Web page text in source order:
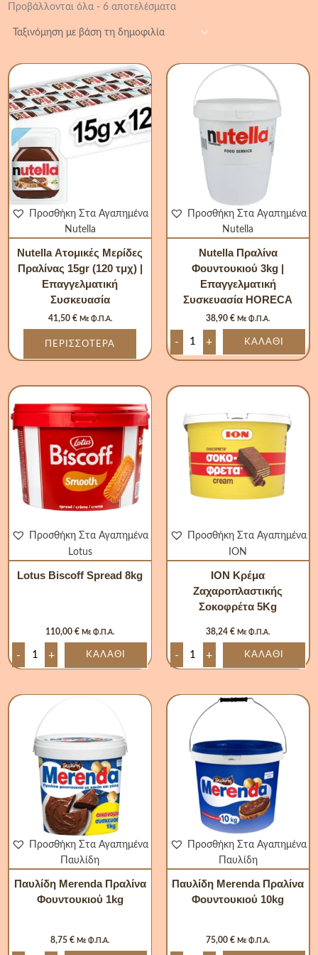
Προβάλλονται όλα - 6 αποτελέσματα
Προσθήκη Στα Αγαπημένα
Nutella
Nutella Ατομικές Μερίδες
Πραλίνας 15gr (120 τμχ) |
Επαγγελματική
Συσκευασία
41,50 € Με Φ.Π.Α.
ΠΕΡΙΣΣΌΤΕΡΑ
Προσθήκη Στα Αγαπημένα
Nutella
Nutella Πραλίνα
Φουντουκιού 3kg |
Επαγγελματική
Συσκευασία HORECA
38,90€ Με Φ.Π.Α.
-
Πραλίνα
Φουντουκιού
3kg
Επαγγελματική
Συσκευασία
HORECA
ποσότητα
+ ΚΑΛΆΘΙ
Προσθήκη Στα Αγαπημένα
Lotus
Lotus Biscoff Spread 8kg
110,00€ Με Φ.Π.Α.
-
Lotus
Spread
ποσότητα
+ ΚΑΛΆΘΙ
Προσθήκη Στα Αγαπημένα
ΙΟΝ
ΙΟΝ Κρέμα
Ζαχαροπλαστικής
Σοκοφρέτα 5Kg
38,24€ Με Φ.Π.Α.
-
ΙΟΝ
Σοκοφρέτα
5Kg
ποσότητα
+ ΚΑΛΆΘΙ
Προσθήκη Στα Αγαπημένα
Παυλίδη
Παυλίδη Merenda Πραλίνα
Φουντουκιού 1kg
8,75€ Με Φ.Π.Α.
Merenda
Πραλίνα
Φουντουκιού
1kg
ποσότητα
Προσθήκη Στα Αγαπημένα
Παυλίδη
Παυλίδη Merenda Πραλίνα
Φουντουκιού 10kg
75,00€ Με Φ.Π.Α.
Παυλίδη
Merenda
Πραλίνα
Φουντουκιού
10kg
ποσότητα